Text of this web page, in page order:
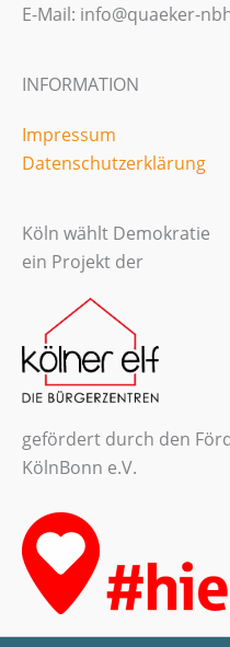
E-Mail: info@quaeker-
INFORMATION
Impressum
Datenschutzerklärung
Köln wählt Demokratie
ein Projekt der
gefördert durch den
KölnBonn e.V.